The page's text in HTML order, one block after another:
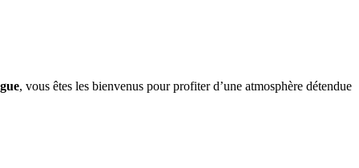
, vous êtes les bienvenus pour profiter d’une atmosphère détendue